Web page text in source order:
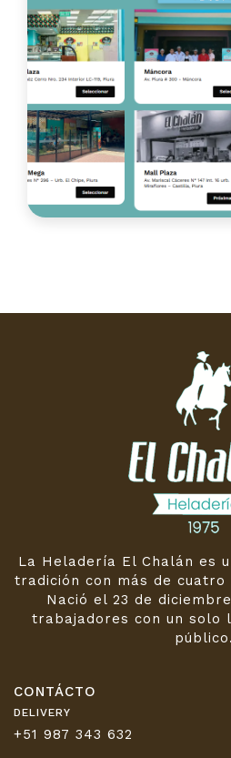
La Heladería El Chalán es
tradición con más de cuatro
Nació el 23 de
trabajadores con un solo
público.
CONTÁCTO
DELIVERY
+51 987 343 632